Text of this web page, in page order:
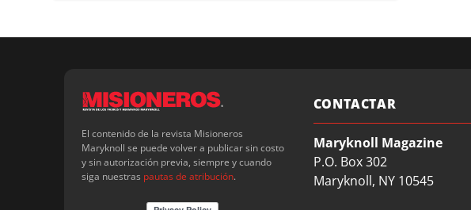
El contenido de la revista Misioneros
Maryknoll se puede volver a publicar sin costo
y sin autorización previa, siempre y cuando
siga nuestras pautas de atribución.
CONTACTAR
Maryknoll Magazine
P.O. Box 302
Maryknoll, NY 10545